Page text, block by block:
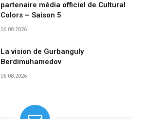
partenaire média officiel de Cultural
Colors – Saison 5
06.08.2026
La vision de Gurbanguly
Berdimuhamedov
06.08.2026